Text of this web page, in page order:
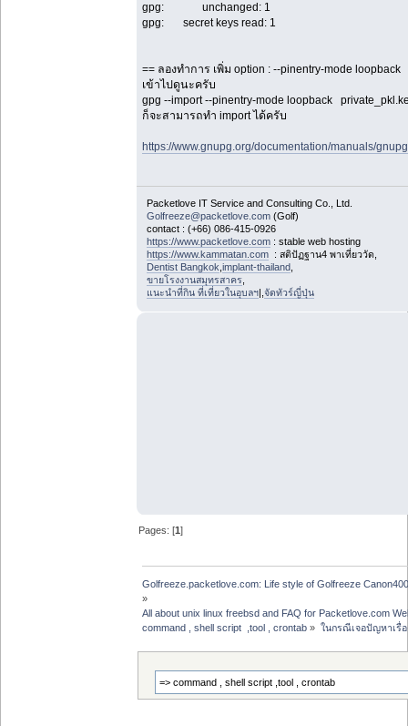
gpg: unchanged: 1
gpg: secret keys read: 1
== ลองทำการ เพิ่ม option : --pinentry-mode loopback
เข้าไปดูนะครับ
gpg --import --pinentry-mode loopback
ก็จะสามารถทำ import ได้ครับ
https://www.gnupg.org/documentation/manuals/
Packetlove IT Service and Consulting Co., Ltd.
Golfreeze@packetlove.com(Golf)
contact : (+66) 086-415-0926
https://www.packetlove.com: stable web hosting
https://www.kammatan.com: สติปัฏฐาน4 พาเที่ยววัด,
Dentist Bangkok implant-thailand,
ขายโรงงานสมุทรสาคร,
แนะนำที่กิน ที่เที่ยวในอุบลฯ|, จัดทัวร์ญี่ปุ่น
Pages: [1]
Golfreeze.packetlove.com: Life style of Golfreeze
»
All about unix linux freebsd and FAQ for Packetlove.com
command , shell script  ,tool , crontab » ในกรณีเจอปัญหาเรื่อ